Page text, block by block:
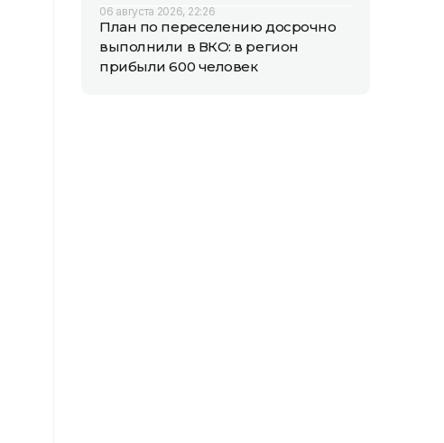
06 августа 2026, 22:26
План по переселению досрочно
выполнили в ВКО: в регион
прибыли 600 человек